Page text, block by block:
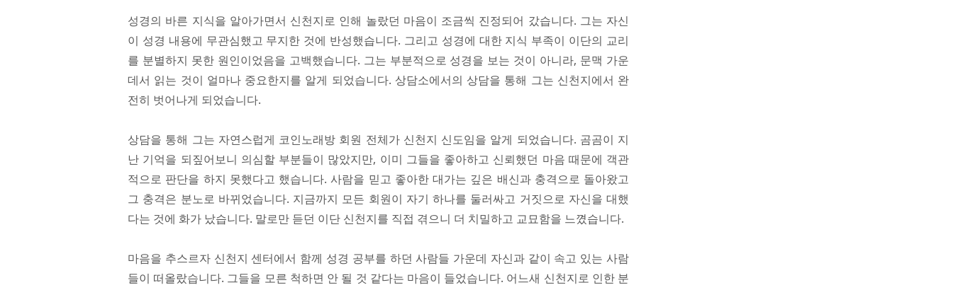
성경의 바른 지식을 알아가면서 신천지로 인해 놀랐던 마음이 조금씩 진정되어 갔습니다. 그는 자신
이 성경 내용에 무관심했고 무지한 것에 반성했습니다. 그리고 성경에 대한 지식 부족이 이단의 교리
를 분별하지 못한 원인이었음을 고백했습니다. 그는 부분적으로 성경을 보는 것이 아니라, 문맥 가운
데서 읽는 것이 얼마나 중요한지를 알게 되었습니다. 상담소에서의 상담을 통해 그는 신천지에서 완
전히 벗어나게 되었습니다.
상담을 통해 그는 자연스럽게 코인노래방 회원 전체가 신천지 신도임을 알게 되었습니다. 곰곰이 지
난 기억을 되짚어보니 의심할 부분들이 많았지만, 이미 그들을 좋아하고 신뢰했던 마음 때문에 객관
적으로 판단을 하지 못했다고 했습니다. 사람을 믿고 좋아한 대가는 깊은 배신과 충격으로 돌아왔고
그 충격은 분노로 바뀌었습니다. 지금까지 모든 회원이 자기 하나를 둘러싸고 거짓으로 자신을 대했
다는 것에 화가 났습니다. 말로만 듣던 이단 신천지를 직접 겪으니 더 치밀하고 교묘함을 느꼈습니다.
마음을 추스르자 신천지 센터에서 함께 성경 공부를 하던 사람들 가운데 자신과 같이 속고 있는 사람
들이 떠올랐습니다. 그들을 모른 척하면 안 될 것 같다는 마음이 들었습니다. 어느새 신천지로 인한 분